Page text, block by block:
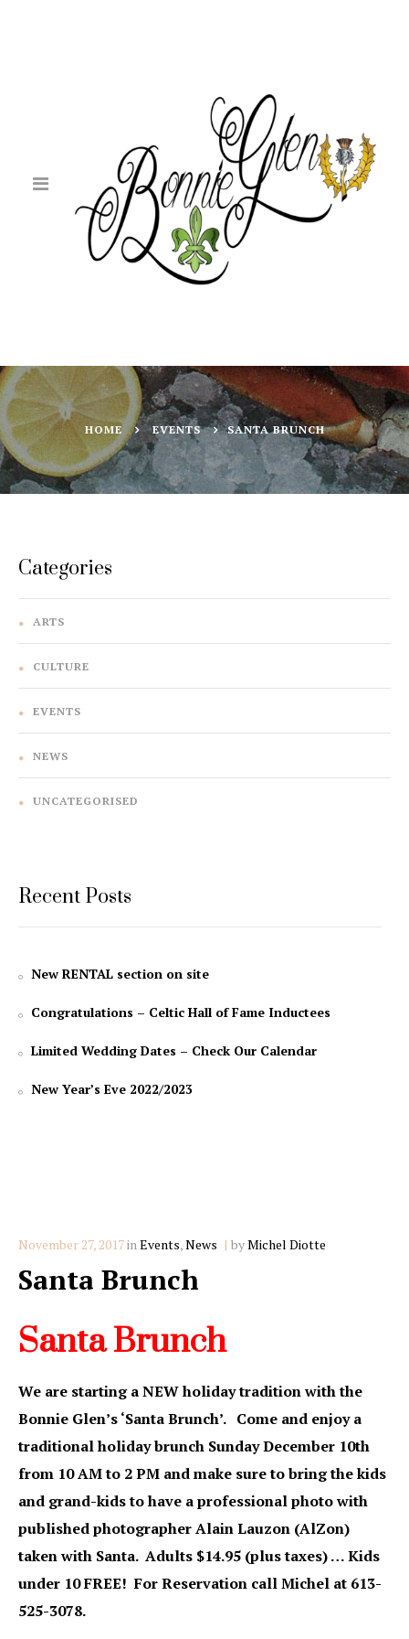
HOME EVENTS SANTA BRUNCH
Categories
ARTS
CULTURE
EVENTS
NEWS
UNCATEGORISED
Recent Posts
New RENTAL section on site
Congratulations – Celtic Hall of Fame Inductees
Limited Wedding Dates – Check Our Calendar
New Year’s Eve 2022/2023
November 27, 2017inCategories
Events,News byMichel Diotte
Santa Brunch
Santa Brunch
We are starting a NEW holiday tradition with the
Bonnie Glen’s ‘Santa Brunch’. Come and enjoy a
traditional holiday brunch Sunday December 10th
from 10 AM to 2 PM and make sure to bring the kids
and grand-kids to have a professional photo with
published photographer Alain Lauzon (AlZon)
taken with Santa. Adults $14.95 (plus taxes) … Kids
under 10 FREE! For Reservation call Michel at 613-
525-3078.